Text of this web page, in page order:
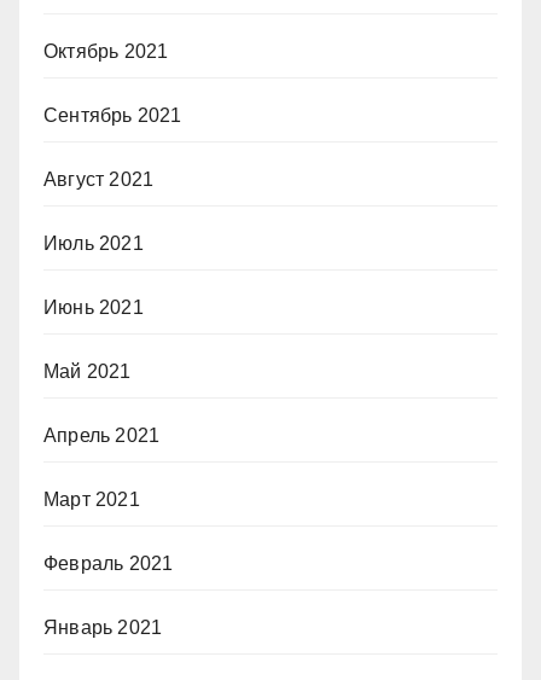
Октябрь 2021
Сентябрь 2021
Август 2021
Июль 2021
Июнь 2021
Май 2021
Апрель 2021
Март 2021
Февраль 2021
Январь 2021